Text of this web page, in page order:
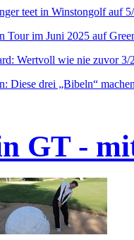
teet in Winstongolf auf
Tour im Juni 2025 auf
Wertvoll wie nie zuvor 3/
Diese drei „Bibeln“
GT -